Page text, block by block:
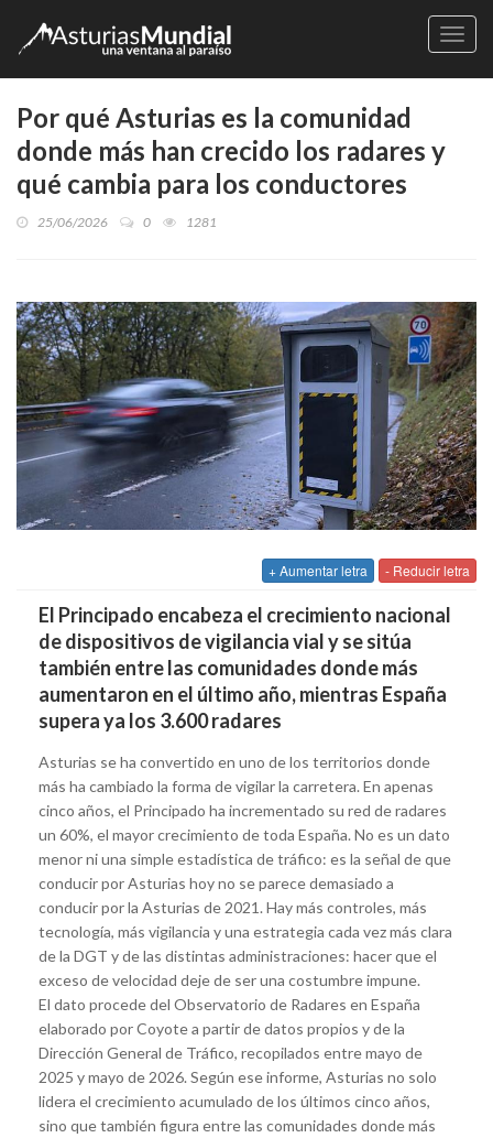
Por qué Asturias es la comunidad
donde más han crecido los radares y
qué cambia para los conductores
25/06/2026 0 1281
+ Aumentar letra - Reducir letra
El Principado encabeza el crecimiento nacional
de dispositivos de vigilancia vial y se sitúa
también entre las comunidades donde más
aumentaron en el último año, mientras España
supera ya los 3.600 radares
Asturias se ha convertido en uno de los territorios donde
más ha cambiado la forma de vigilar la carretera. En apenas
cinco años, el Principado ha incrementado su red de radares
un 60%, el mayor crecimiento de toda España. No es un dato
menor ni una simple estadística de tráfico: es la señal de que
conducir por Asturias hoy no se parece demasiado a
conducir por la Asturias de 2021. Hay más controles, más
tecnología, más vigilancia y una estrategia cada vez más clara
de la DGT y de las distintas administraciones: hacer que el
exceso de velocidad deje de ser una costumbre impune.
El dato procede del Observatorio de Radares en España
elaborado por Coyote a partir de datos propios y de la
Dirección General de Tráfico, recopilados entre mayo de
2025 y mayo de 2026. Según ese informe, Asturias no solo
lidera el crecimiento acumulado de los últimos cinco años,
sino que también figura entre las comunidades donde más